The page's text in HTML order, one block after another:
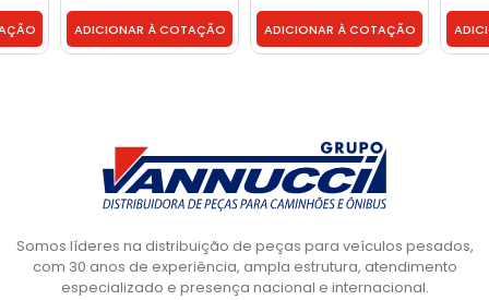
ADICIONAR À COTAÇÃO
2Z0311807C
ADICIONAR À COTAÇÃO
Somos líderes na distribuição de peças para veículos pesados,
com 30 anos de experiência, ampla estrutura, atendimento
especializado e presença nacional e internacional.